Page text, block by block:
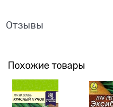
Отзывы
Похожие товары